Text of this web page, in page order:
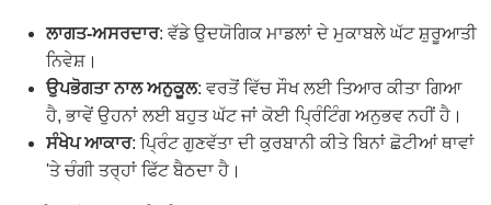
ਲਾਗਤ-ਅਸਰਦਾਰ: ਵੱਡੇ ਉਦਯੋਗਿਕ ਮਾਡਲਾਂ ਦੇ ਮੁਕਾਬਲੇ ਘੱਟ ਸ਼ੁਰੂਆਤੀ
ਨਿਵੇਸ਼।
ਉਪਭੋਗਤਾ ਨਾਲ ਅਨੁਕੂਲ: ਵਰਤੋਂ ਵਿੱਚ ਸੌਖ ਲਈ ਤਿਆਰ ਕੀਤਾ ਗਿਆ
ਹੈ, ਭਾਵੇਂ ਉਹਨਾਂ ਲਈ ਬਹੁਤ ਘੱਟ ਜਾਂ ਕੋਈ ਪ੍ਰਿੰਟਿੰਗ ਅਨੁਭਵ ਨਹੀਂ ਹੈ।
ਸੰਖੇਪ ਆਕਾਰ: ਪ੍ਰਿੰਟ ਗੁਣਵੱਤਾ ਦੀ ਕੁਰਬਾਨੀ ਕੀਤੇ ਬਿਨਾਂ ਛੋਟੀਆਂ ਥਾਵਾਂ
'ਤੇ ਚੰਗੀ ਤਰ੍ਹਾਂ ਫਿੱਟ ਬੈਠਦਾ ਹੈ।